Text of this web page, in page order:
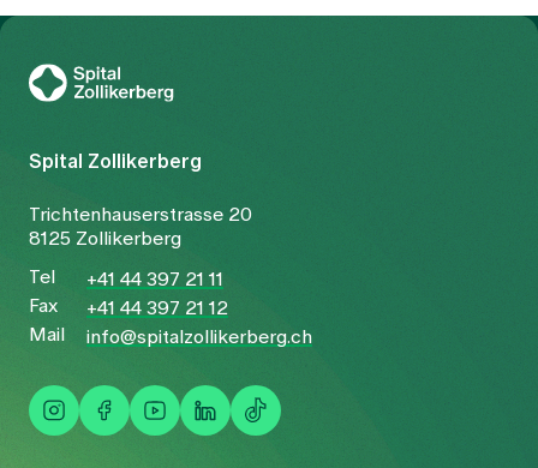
Spital Zollikerberg
Trichtenhauserstrasse 20
8125 Zollikerberg
Tel
+41 44 397 21 11
Fax
+41 44 397 21 12
Mail
info@spitalzollikerberg.ch